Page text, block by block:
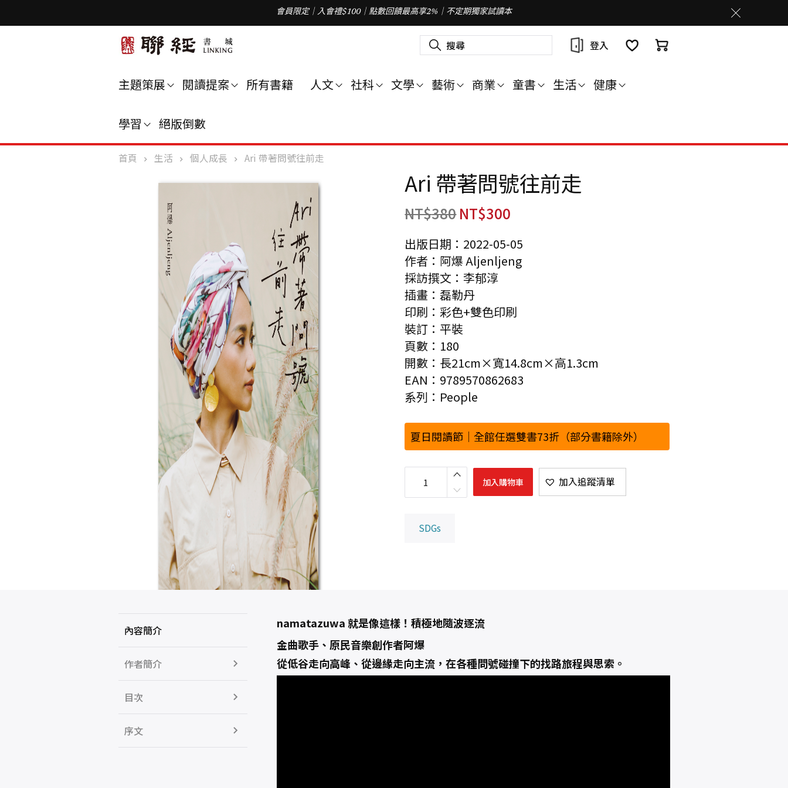
會員限定｜入會禮$100｜點數回饋最高享2%｜不定期獨家試讀本
搜
尋
字
登入
主題策展 閱讀提案 所有書籍 人文 社科 文學 藝術 商業 童書 生活 健康
學習 絕版倒數
首頁 生活 個人成長 Ari 帶著問號往前走
Ari 帶著問號往前走
NT$380NT$300
出版日期：2022-05-05
作者：阿爆 Aljenljeng
採訪撰文：李郁淳
插畫：磊勒丹
印刷：彩色+雙色印刷
裝訂：平裝
頁數：180
開數：長21cm×寬14.8cm×高1.3cm
EAN：9789570862683
系列：People
夏日閱讀節｜全館任選雙書73折（部分書籍除外）
A
帶
加入購物車 加入追蹤清單
SDGs
內容簡介
作者簡介
目次
序文
namatazuwa 就是像這樣！積極地隨波逐流
金曲歌手、原民音樂創作者阿爆
從低谷走向高峰、從邊緣走向主流，在各種問號碰撞下的找路旅程與思索。